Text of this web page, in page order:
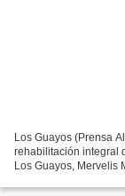
Los Guayos (Prensa
rehabilitación integral
Los Guayos, Mervelis